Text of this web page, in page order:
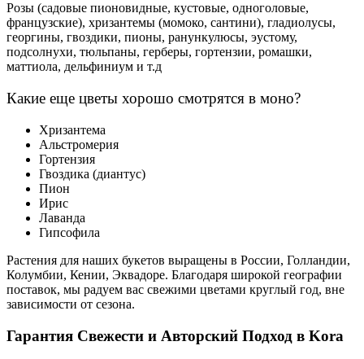
Розы (садовые пионовидные, кустовые, одноголовые,
французские), хризантемы (момоко, сантини), гладиолусы,
георгины, гвоздики, пионы, ранункулюсы, эустому,
подсолнухи, тюльпаны, герберы, гортензии, ромашки,
маттиола, дельфиниум и т.д
Какие еще цветы хорошо смотрятся в моно?
Хризантема
Альстромерия
Гортензия
Гвоздика (диантус)
Пион
Ирис
Лаванда
Гипсофила
Растения для наших букетов выращены в России, Голландии,
Колумбии, Кении, Эквадоре. Благодаря широкой географии
поставок, мы радуем вас свежими цветами круглый год, вне
зависимости от сезона.
Гарантия Свежести и Авторский Подход в Kora